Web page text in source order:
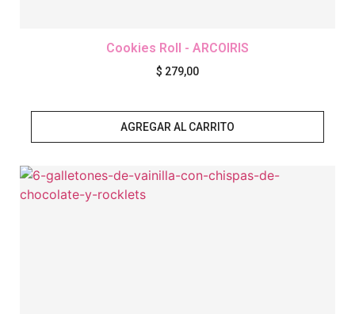
Cookies Roll - ARCOIRIS
$ 279,00
AGREGAR AL CARRITO